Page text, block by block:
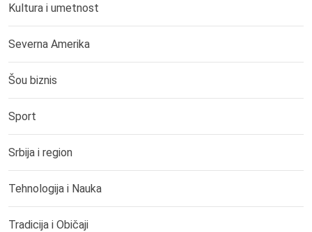
Kultura i umetnost
Severna Amerika
Šou biznis
Sport
Srbija i region
Tehnologija i Nauka
Tradicija i Običaji